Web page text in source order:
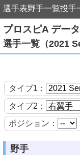
選手表野手一覧投手
プロスピA デー
選手一覧（2021
タイプ1：
タイプ2：
ポジション：
野手